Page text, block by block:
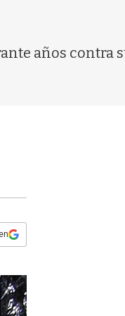
años contra